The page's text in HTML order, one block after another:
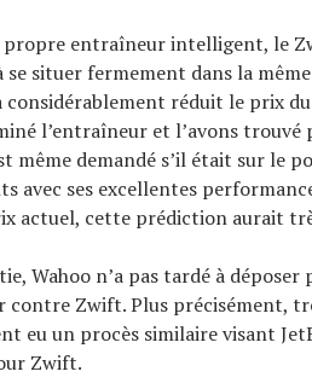
propre entraîneur intelligent, le
se situer fermement dans la
considérablement réduit le prix
l’entraîneur et l’avons
même demandé s’il était sur le
avec ses excellentes
actuel, cette prédiction aurait
Wahoo n’a pas tardé à
contre Zwift. Plus précisément,
eu un procès similaire visant
Zwift.